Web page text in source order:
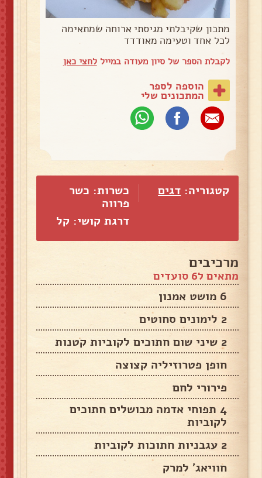
מתכון שקיבלתי מגיסתי ארוחה שמתאימה
לכל אחד וטעימה מאודדד
לקבלת הספר של סיון מעודה במייללחצי כאן
הוספה לספר
המתכונים שלי
קטגוריה: דגים
כשרות: כשר
פרווה
דרגת קושי: קל
מרכיבים
מתאים ל6 סועדים
6 מושט אמנון
2 לימונים סחוטים
2 שיני שום חתוכים לקוביות קטנות
חופן פטרוזיליה קצוצה
פירורי לחם
4 תפוחי אדמה מבושלים חתוכים
לקוביות
2 עגבניות חתוכות לקוביות
חוויאג' למרק